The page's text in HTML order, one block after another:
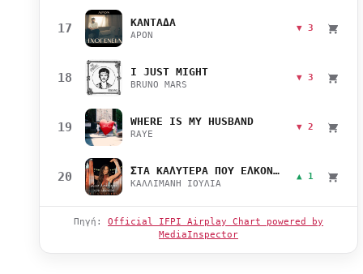
17 ΚΑΝΤΑΔΑ
APON
▼ 3
18 I JUST MIGHT
BRUNO MARS
▼ 3
19 WHERE IS MY HUSBAND
RAYE
▼ 2
20 ΣΤΑ ΚΑΛΥΤΕΡΑ ΠΟΥ ΕΛΚΟΝΤΑΙ
ΚΑΛΛΙΜΑΝΗ ΙΟΥΛΙΑ
▲ 1
Πηγή: Official IFPI Airplay Chart powered by
MediaInspector